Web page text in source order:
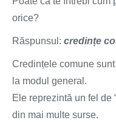
orice?
Răspunsul: credințe
Credințele comune
la modul general.
Ele reprezintă un fel de
din mai multe surse.